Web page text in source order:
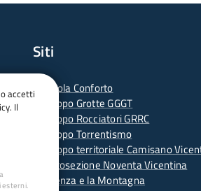
Siti
-
Scuola Conforto
ruppo Grotte GGGT
Gruppo Rocciatori GRRC
Gruppo Torrentismo
Gruppo territoriale Camisano
Sottosezione Noventa Vicentina
Vicenza e la Montagna
accetti
Il
esterni.